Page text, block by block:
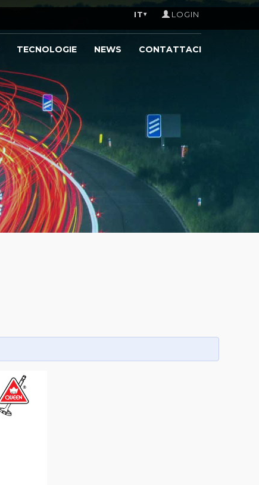
IT▾ LOGIN
TECNOLOGIE NEWS CONTATTACI